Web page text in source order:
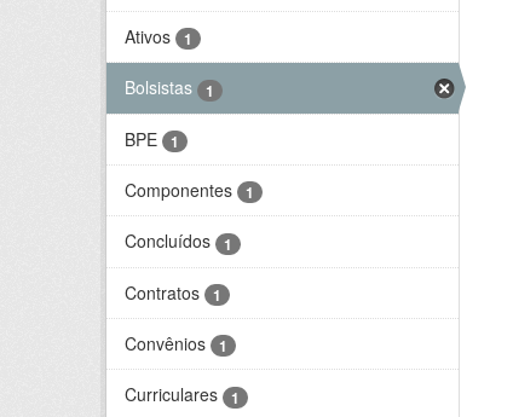
Ativos 1
Bolsistas 1
BPE 1
Componentes 1
Concluídos 1
Contratos 1
Convênios 1
Curriculares 1